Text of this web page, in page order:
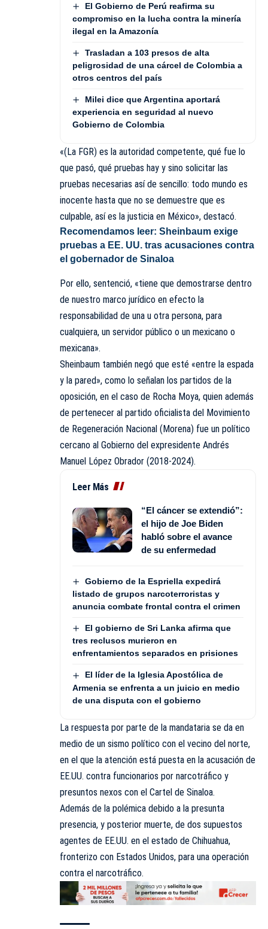
El Gobierno de Perú reafirma su
compromiso en la lucha contra la minería
ilegal en la Amazonía
Trasladan a 103 presos de alta
peligrosidad de una cárcel de Colombia a
otros centros del país
Milei dice que Argentina aportará
experiencia en seguridad al nuevo
Gobierno de Colombia
«(La FGR) es la autoridad competente, qué fue lo
que pasó, qué pruebas hay y sino solicitar las
pruebas necesarias así de sencillo: todo mundo es
inocente hasta que no se demuestre que es
culpable, así es la justicia en México», destacó.
Recomendamos leer: Sheinbaum exige
pruebas a EE. UU. tras acusaciones contra
el gobernador de Sinaloa
Por ello, sentenció, «tiene que demostrarse dentro
de nuestro marco jurídico en efecto la
responsabilidad de una u otra persona, para
cualquiera, un servidor público o un mexicano o
mexicana».
Sheinbaum también negó que esté «entre la espada
y la pared», como lo señalan los partidos de la
oposición, en el caso de Rocha Moya, quien además
de pertenecer al partido oficialista del Movimiento
de Regeneración Nacional (Morena) fue un político
cercano al Gobierno del expresidente Andrés
Manuel López Obrador (2018-2024).
Leer Más
“El cáncer se extendió”:
el hijo de Joe Biden
habló sobre el avance
de su enfermedad
Gobierno de la Espriella expedirá
listado de grupos narcoterroristas y
anuncia combate frontal contra el crimen
El gobierno de Sri Lanka afirma que
tres reclusos murieron en
enfrentamientos separados en prisiones
El líder de la Iglesia Apostólica de
Armenia se enfrenta a un juicio en medio
de una disputa con el gobierno
La respuesta por parte de la mandataria se da en
medio de un sismo político con el vecino del norte,
en el que la atención está puesta en la acusación de
EE.UU. contra funcionarios por narcotráfico y
presuntos nexos con el Cartel de Sinaloa.
Además de la polémica debido a la presunta
presencia, y posterior muerte, de dos supuestos
agentes de EE.UU. en el estado de Chihuahua,
fronterizo con Estados Unidos, para una operación
contra el narcotráfico.